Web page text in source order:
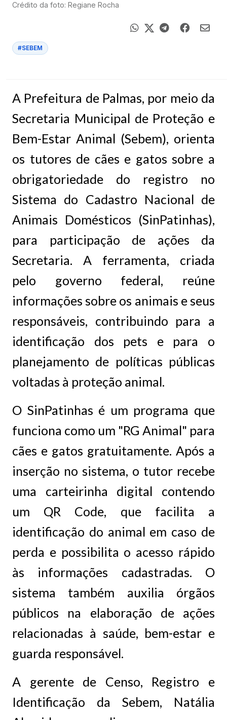
Crédito da foto: Regiane Rocha
#SEBEM
A Prefeitura de Palmas, por meio da
Secretaria Municipal de Proteção e
Bem-Estar Animal (Sebem), orienta
os tutores de cães e gatos sobre a
obrigatoriedade do registro no
Sistema do Cadastro Nacional de
Animais Domésticos (SinPatinhas),
para participação de ações da
Secretaria. A ferramenta, criada
pelo governo federal, reúne
informações sobre os animais e seus
responsáveis, contribuindo para a
identificação dos pets e para o
planejamento de políticas públicas
voltadas à proteção animal.
O SinPatinhas é um programa que
funciona como um "RG Animal" para
cães e gatos gratuitamente. Após a
inserção no sistema, o tutor recebe
uma carteirinha digital contendo
um QR Code, que facilita a
identificação do animal em caso de
perda e possibilita o acesso rápido
às informações cadastradas. O
sistema também auxilia órgãos
públicos na elaboração de ações
relacionadas à saúde, bem-estar e
guarda responsável.
A gerente de Censo, Registro e
Identificação da Sebem, Natália